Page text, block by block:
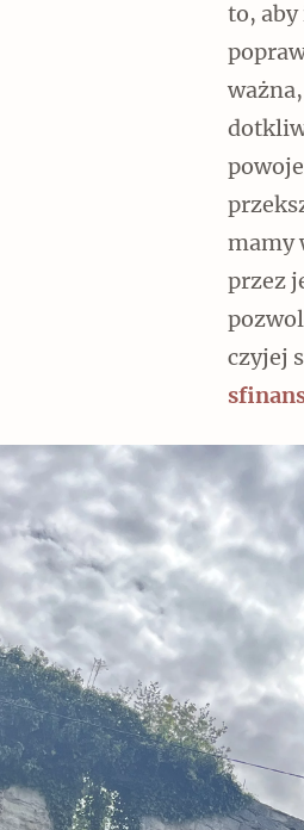
to, aby
mamy
przez
czyjej